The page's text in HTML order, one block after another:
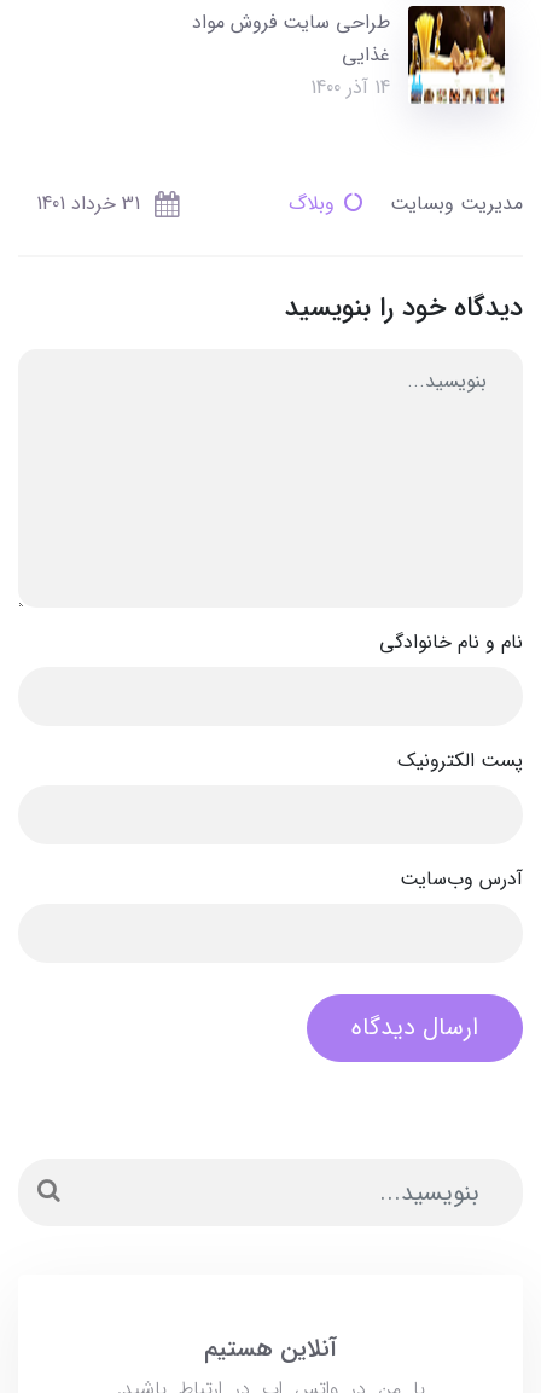
طراحی سایت فروش مواد
غذایی
14 آذر 1400
مدیریت وبسایت وبلاگ 31 خرداد 1401
دیدگاه خود را بنویسید
نام و نام خانوادگی
پست الکترونیک
آدرس وب‌سایت
ارسال دیدگاه
آنلاین هستیم